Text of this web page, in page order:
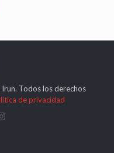
Todos los derechos
de privacidad